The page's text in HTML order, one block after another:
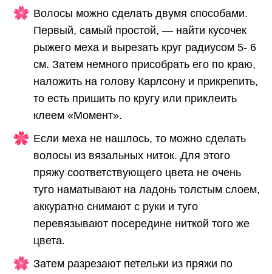
Волосы можно сделать двумя способами.
Первый, самый простой, — найти кусочек
рыжего меха и вырезать круг радиусом 5- 6
см. Затем немного присобрать его по краю,
наложить на голову Карлсону и прикрепить,
то есть пришить по кругу или приклеить
клеем «Момент».
Если меха не нашлось, то можно сделать
волосы из вязальных ниток. Для этого
пряжу соответствующего цвета не очень
туго наматывают на ладонь толстым слоем,
аккуратно снимают с руки и туго
перевязывают посередине ниткой того же
цвета.
Затем разрезают петельки из пряжи по